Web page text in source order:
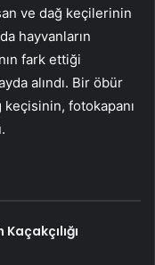
ve dağ keçilerinin
hayvanların
fark ettiği
alındı. Bir öbür
keçisinin, fotokapanı